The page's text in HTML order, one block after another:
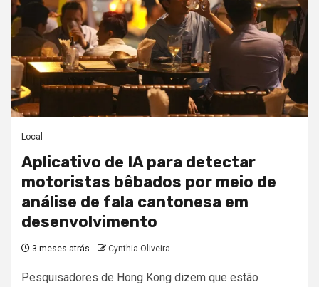
Local
Aplicativo de IA para detectar
motoristas bêbados por meio de
análise de fala cantonesa em
desenvolvimento
3 meses atrás Cynthia Oliveira
Pesquisadores de Hong Kong dizem que estão